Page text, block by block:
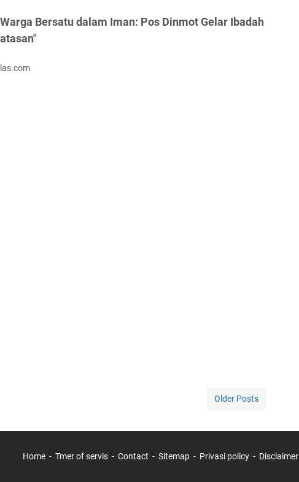
Bersatu dalam Iman: Pos Dinmot Gelar Ibadah
Older Posts
Home Tmer of servis Contact Sitemap Privasi policy Disclaimer